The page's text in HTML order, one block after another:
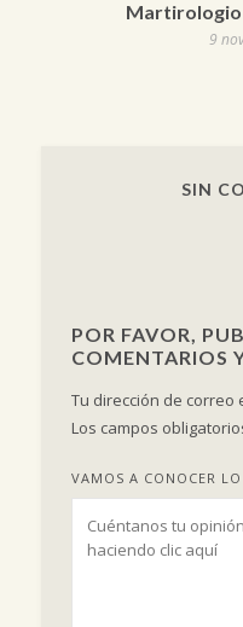
Martirologio
9
SIN
POR FAVOR,
COMENTARIOS
Tu dirección de correo
Los campos
VAMOS A CONOCER